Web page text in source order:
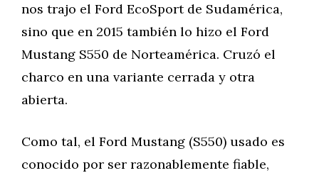
nos trajo el Ford EcoSport de Sudamérica,
sino que en 2015 también lo hizo el Ford
Mustang S550 de Norteamérica. Cruzó el
charco en una variante cerrada y otra
abierta.
Como tal, el Ford Mustang (S550) usado es
conocido por ser razonablemente fiable,